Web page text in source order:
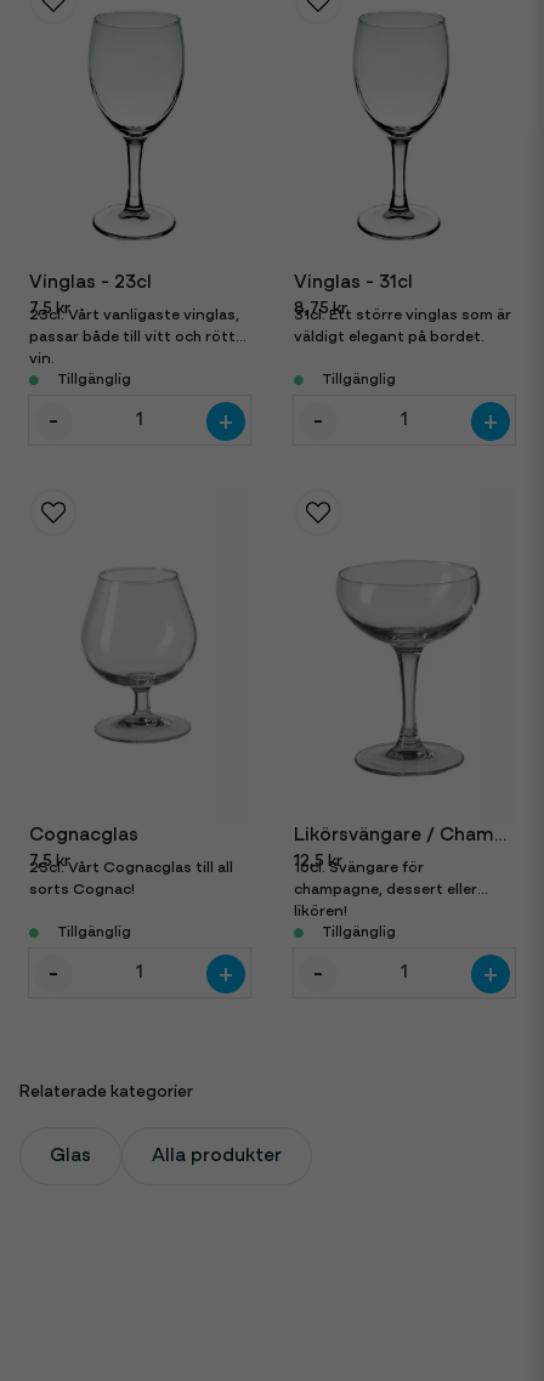
Vinglas - 23cl
7,5 kr
23cl. Vårt vanligaste vinglas,
passar både till vitt och rött
vin.
Tillgänglig
- +
Vinglas - 31cl
8,75 kr
31cl. Ett större vinglas som är
väldigt elegant på bordet.
Tillgänglig
- +
Cognacglas
7,5 kr
25cl. Vårt Cognacglas till all
sorts Cognac!
Tillgänglig
- +
Likörsvängare / Champagnecoupe 16cl
12,5 kr
16cl. Svängare för
champagne, dessert eller
likören!
Tillgänglig
- +
Relaterade kategorier
Glas Alla produkter